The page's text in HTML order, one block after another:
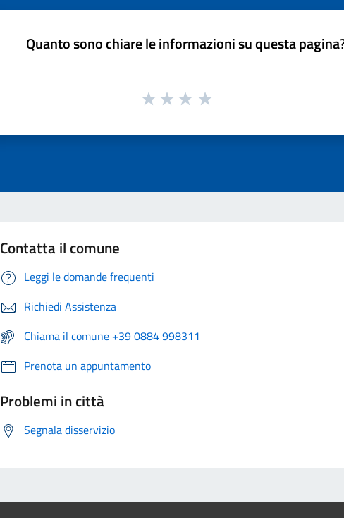
Quanto sono chiare le informazioni su questa
Contatta il comune
Leggi le domande frequenti
Richiedi Assistenza
Chiama il comune +39 0884 998311
Prenota un appuntamento
Problemi in città
Segnala disservizio